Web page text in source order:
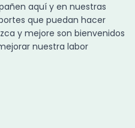
aquí y en nuestras
que puedan hacer
y mejore son bienvenidos
nuestra labor